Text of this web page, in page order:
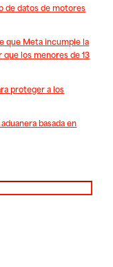
de datos de motores
que Meta incumple la
los menores de 13
proteger a los
basada en